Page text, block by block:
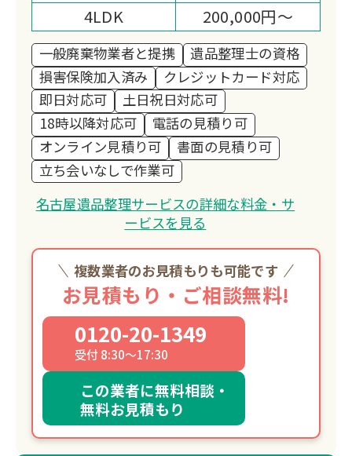
4LDK
200,000円～
一般廃棄物業者と提携
遺品整理士の資格
損害保険加入済み
クレジットカード対応
即日対応可
土日祝日対応可
18時以降対応可
電話の見積り可
オンライン見積り可
書面の見積り可
立ち会いなしで作業可
名古屋遺品整理サービスの詳細な料金・サ
ービスを見る
複数業者のお見積もりも可能です
お見積もり・ご相談無料!
0120-20-1349
受付 8:30～17:30
この業者に無料相談・
無料お見積もり